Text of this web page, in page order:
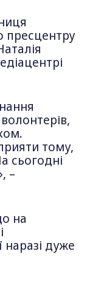
пресцентру
тому,
сьогодні
–
на
дуже